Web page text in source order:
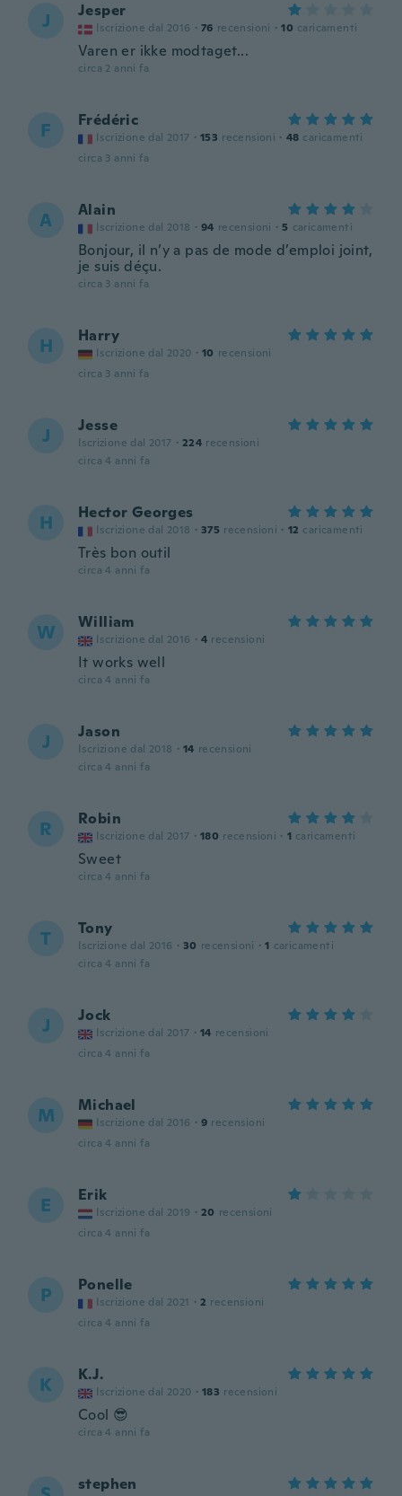
J Jesper
Iscrizione dal 2016 · 76 recensioni · 10 caricamenti
Varen er ikke modtaget...
circa 2 anni fa
F Frédéric
Iscrizione dal 2017 · 153 recensioni · 48 caricamenti
circa 3 anni fa
A Alain
Iscrizione dal 2018 · 94 recensioni · 5 caricamenti
Bonjour, il n’y a pas de mode d’emploi joint,
je suis déçu.
circa 3 anni fa
H Harry
Iscrizione dal 2020 · 10 recensioni
circa 3 anni fa
J Jesse
Iscrizione dal 2017 · 224 recensioni
circa 4 anni fa
H Hector Georges
Iscrizione dal 2018 · 375 recensioni · 12 caricamenti
Très bon outil
circa 4 anni fa
W William
Iscrizione dal 2016 · 4 recensioni
It works well
circa 4 anni fa
J Jason
Iscrizione dal 2018 · 14 recensioni
circa 4 anni fa
R Robin
Iscrizione dal 2017 · 180 recensioni · 1 caricamenti
Sweet
circa 4 anni fa
T Tony
Iscrizione dal 2016 · 30 recensioni · 1 caricamenti
circa 4 anni fa
J Jock
Iscrizione dal 2017 · 14 recensioni
circa 4 anni fa
M Michael
Iscrizione dal 2016 · 9 recensioni
circa 4 anni fa
E Erik
Iscrizione dal 2019 · 20 recensioni
circa 4 anni fa
P Ponelle
Iscrizione dal 2021 · 2 recensioni
circa 4 anni fa
K K.J.
Iscrizione dal 2020 · 183 recensioni
Cool 😎
circa 4 anni fa
stephen